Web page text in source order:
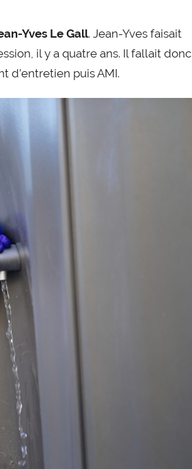
Yves Le Gall. Jean-Yves faisait
il y a quatre ans. Il fallait donc
d’entretien puis AMI.